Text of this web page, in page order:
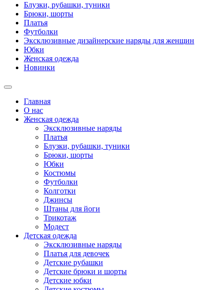
Блузки, рубашки, туники
Брюки, шорты
Платья
Футболки
Эксклюзивные дизайнерские наряды для женщин
Юбки
Женская одежда
Новинки
Главная
О нас
Женская одежда
Эксклюзивные наряды
Платья
Блузки, рубашки, туники
Брюки, шорты
Юбки
Костюмы
Футболки
Колготки
Джинсы
Штаны для йоги
Трикотаж
Модест
Детская одежда
Эксклюзивные наряды
Платья для девочек
Детские рубашки
Детские брюки и шорты
Детские юбки